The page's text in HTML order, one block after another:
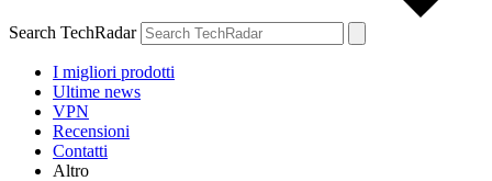
Search TechRadar
I migliori prodotti
Ultime news
VPN
Recensioni
Contatti
Altro